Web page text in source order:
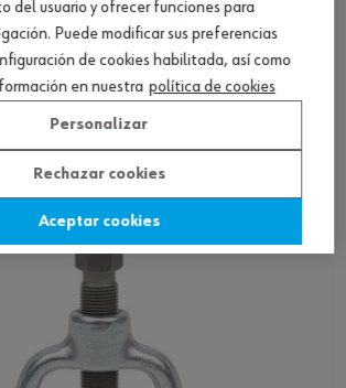
rótulas, otros
Ver producto
del usuario y ofrecer funciones para
Puede modificar sus preferencias
de cookies habilitada, así como
en nuestra política de cookies
Personalizar
Rechazar cookies
Aceptar cookies